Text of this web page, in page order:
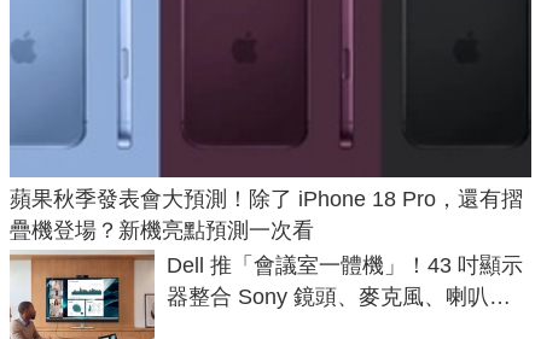
蘋果秋季發表會大預測！除了 iPhone 18 Pro，還有摺
疊機登場？新機亮點預測一次看
Dell 推「會議室一體機」！43 吋顯示
器整合 Sony 鏡頭、麥克風、喇叭，